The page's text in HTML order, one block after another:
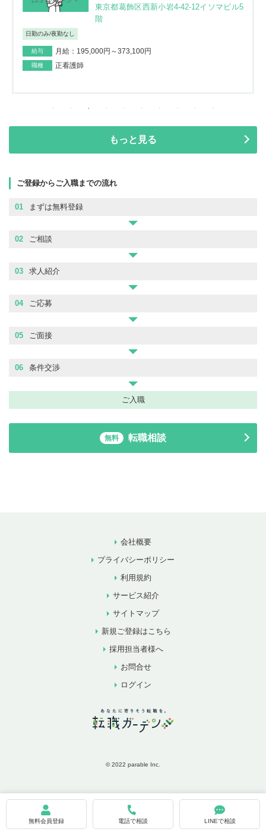
東京都葛飾区西新小岩4-42-12イソマビル5
階
日勤のみ/夜勤なし
給与 月給：195,000円～373,100円
職種 正看護師
もっと見る
ご登録からご入職までの流れ
01 まずは無料登録
02 ご相談
03 求人紹介
04 ご応募
05 ご面接
06 条件交渉
ご入職
無料 転職相談
無料会員登録 電話で相談 LINEで相談
会社概要
プライバシーポリシー
利用規約
サービス紹介
サイトマップ
新規ご登録はこちら
採用担当者様へ
お問合せ
ログイン
© 2022 parable Inc.